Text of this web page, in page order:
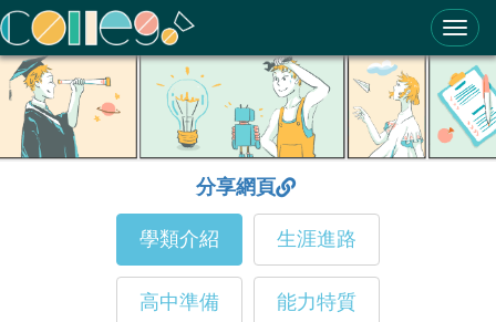
ColleGo! 大學選才與高中育才輔助系統
分享網頁
學類介紹 生涯進路
高中準備 能力特質